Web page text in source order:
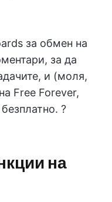
за обмен на
за да
и (моля,
Free Forever,
?
на